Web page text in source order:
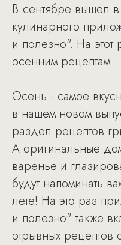
В сентябре вышел
кулинарного
и полезно". На
осенним рецептам.
Осень - самое
в нашем новом
раздел рецептов
А оригинальные
варенье и
будут напоминать
лете! На это раз
и полезно" также
отрывных рецептов